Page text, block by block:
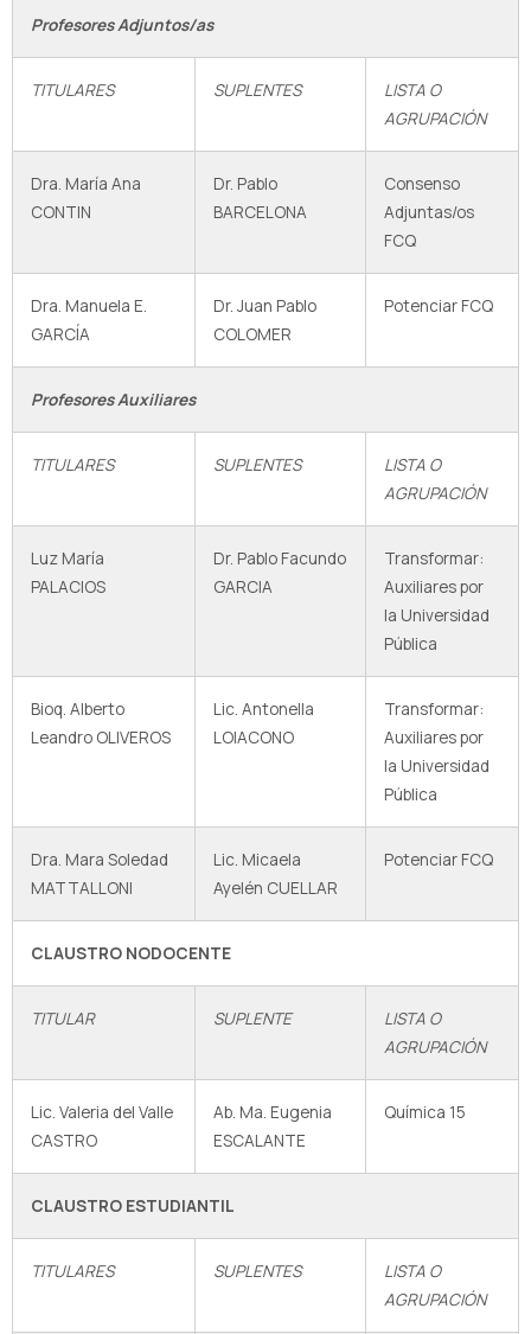
Profesores Adjuntos/as
TITULARES SUPLENTES
LISTA O
AGRUPACIÓN
Dra. María Ana
CONTIN
Dr. Pablo
BARCELONA
Consenso
Adjuntas/os
FCQ
Dra. Manuela E.
GARCÍA
Dr. Juan Pablo
COLOMER
Potenciar FCQ
Profesores Auxiliares
TITULARES SUPLENTES
LISTA O
AGRUPACIÓN
Luz María
PALACIOS
Dr. Pablo Facundo
GARCIA
Transformar:
Auxiliares por
la Universidad
Pública
Bioq. Alberto
Leandro OLIVEROS
Lic. Antonella
LOIACONO
Transformar:
Auxiliares por
la Universidad
Pública
Dra. Mara Soledad
MATTALLONI
Lic. Micaela
Ayelén CUELLAR
Potenciar FCQ
CLAUSTRO NODOCENTE
TITULAR SUPLENTE
LISTA O
AGRUPACIÓN
Lic. Valeria del Valle
CASTRO
Ab. Ma. Eugenia
ESCALANTE
Química 15
CLAUSTRO ESTUDIANTIL
TITULARES SUPLENTES
LISTA O
AGRUPACIÓN